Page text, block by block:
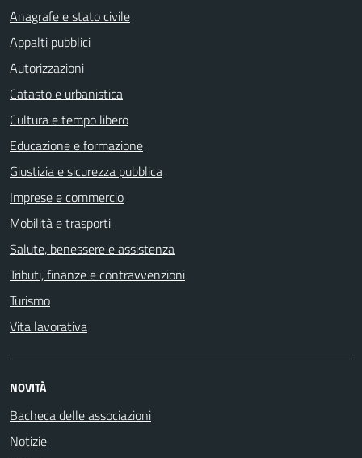
Anagrafe e stato civile
Appalti pubblici
Autorizzazioni
Catasto e urbanistica
Cultura e tempo libero
Educazione e formazione
Giustizia e sicurezza pubblica
Imprese e commercio
Mobilità e trasporti
Salute, benessere e assistenza
Tributi, finanze e contravvenzioni
Turismo
Vita lavorativa
NOVITÀ
Bacheca delle associazioni
Notizie